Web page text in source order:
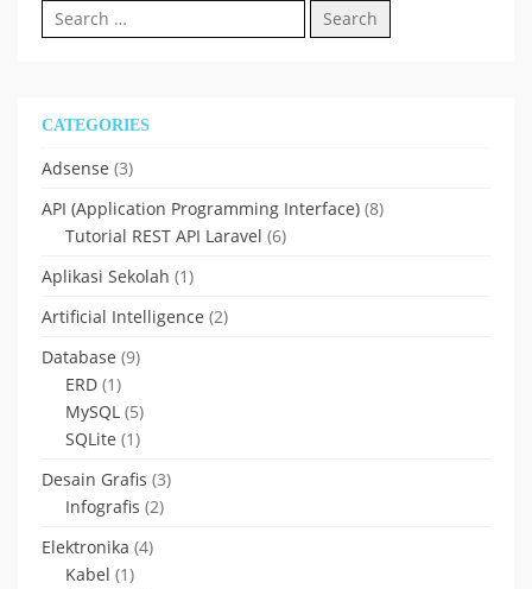
Search
for:
CATEGORIES
Adsense (3)
API (Application Programming Interface) (8)
Tutorial REST API Laravel (6)
Aplikasi Sekolah (1)
Artificial Intelligence (2)
Database (9)
ERD (1)
MySQL (5)
SQLite (1)
Desain Grafis (3)
Infografis (2)
Elektronika (4)
Kabel (1)